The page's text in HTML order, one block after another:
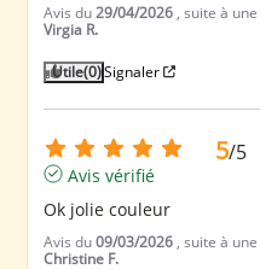
Avis du29/04/2026 , suite à
Virgia R.
Utile(0)Signaler
5/5
Avis vérifié
Ok jolie couleur
Avis du09/03/2026 , suite à
Christine F.